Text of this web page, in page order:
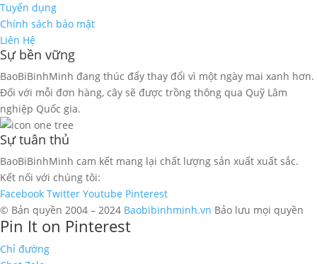
Tuyển dụng
Chính sách bảo mật
Liên Hệ
Sự bền vững
BaoBiBinhMinh đang thúc đẩy thay đổi vì một ngày mai xanh hơn.
Đối với mỗi đơn hàng, cây sẽ được trồng thông qua Quỹ Lâm
nghiệp Quốc gia.
Sự tuân thủ
BaoBiBinhMinh cam kết mang lại chất lượng sản xuất xuất sắc.
Kết nối với chúng tôi:
Facebook Twitter Youtube Pinterest
© Bản quyền 2004 – 2024 Baobibinhminh.vn Bảo lưu mọi quyền
Pin It on Pinterest
Chỉ đường